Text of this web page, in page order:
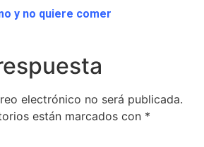
y no quiere comer
electrónico no será publicada.
están marcados con *